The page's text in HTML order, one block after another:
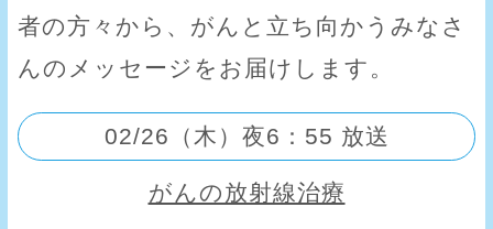
者の方々から、がんと立ち向かうみなさ
んのメッセージをお届けします。
02/26（木）夜6：55 放送
がんの放射線治療